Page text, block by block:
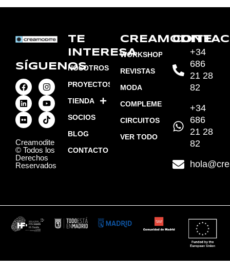
SÍGUENOS
Creamodite
© Todos los
Derechos
Reservados
TE
INTERESA
NOSOTROS
PROYECTOS
TIENDA
SOCIOS
BLOG
CONTACTO
CREAMODITE
WORKSHOPS
REVISTAS
MODA
COMPLEMENTOS
CIRCUITOS
VER TODO
+34
686
21 28
82
+34
686
21 28
82